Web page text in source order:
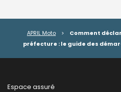
APRIL Moto >
Comment
préfecture : le guide des
Espace assuré